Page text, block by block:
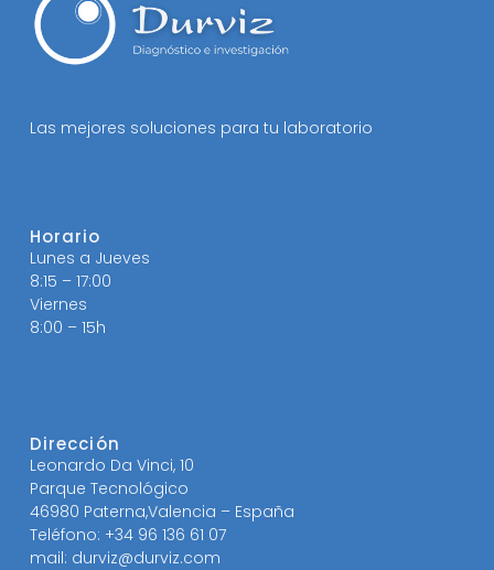
Las mejores soluciones para tu laboratorio
Horario
Lunes a Jueves
8:15 – 17:00
Viernes
8:00 – 15h
Dirección
Leonardo Da Vinci, 10
Parque Tecnológico
46980 Paterna,Valencia – España
Teléfono: +34 96 136 61 07
mail: durviz@durviz.com